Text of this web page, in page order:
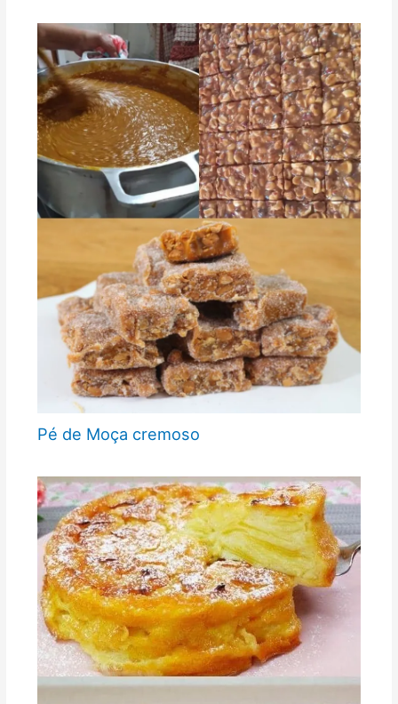
Pé de Moça cremoso